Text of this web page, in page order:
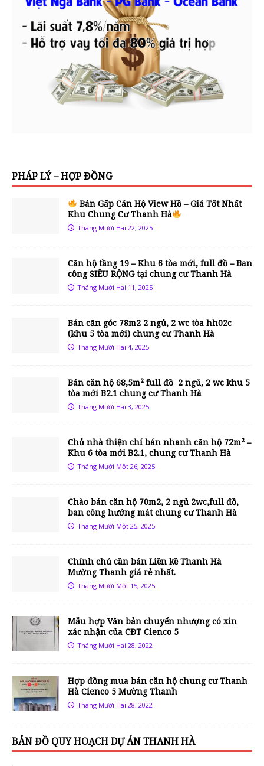
PHÁP LÝ – HỢP ĐỒNG
Bán Gấp Căn Hộ View Hồ – Giá Tốt Nhất
Khu Chung Cư Thanh Hà
Tháng Mười Hai 22, 2025
Căn hộ tầng 19 – Khu 6 tòa mới, full đồ – Ban
công SIÊU RỘNG tại chung cư Thanh Hà
Tháng Mười Hai 11, 2025
Bán căn góc 78m2 2 ngủ, 2 wc tòa hh02c
(khu 5 tòa mới) chung cư Thanh Hà
Tháng Mười Hai 4, 2025
Bán căn hộ 68,5m² full đồ 2 ngủ, 2 wc khu 5
tòa mới B2.1 chung cư Thanh Hà
Tháng Mười Hai 3, 2025
Chủ nhà thiện chí bán nhanh căn hộ 72m² –
Khu 6 tòa mới B2.1, chung cư Thanh Hà
Tháng Mười Một 26, 2025
Chào bán căn hộ 70m2, 2 ngủ 2wc,full đồ,
ban công hướng mát chung cư Thanh Hà
Tháng Mười Một 25, 2025
Chính chủ cần bán Liền kề Thanh Hà
Mường Thanh giá rẻ nhất.
Tháng Mười Một 15, 2025
Mẫu hợp Văn bản chuyển nhượng có xin
xác nhận của CĐT Cienco 5
Tháng Mười Hai 28, 2022
Hợp đồng mua bán căn hộ chung cư Thanh
Hà Cienco 5 Mường Thanh
Tháng Mười Hai 28, 2022
BẢN ĐỒ QUY HOẠCH DỰ ÁN THANH HÀ